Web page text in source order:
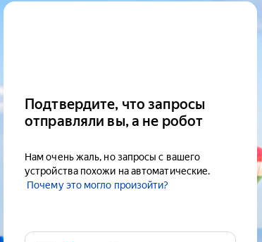
Подтвердите, что запросы
отправляли вы, а не робот
Нам очень жаль, но запросы с вашего
устройства похожи на автоматические.
Почему это могло произойти?